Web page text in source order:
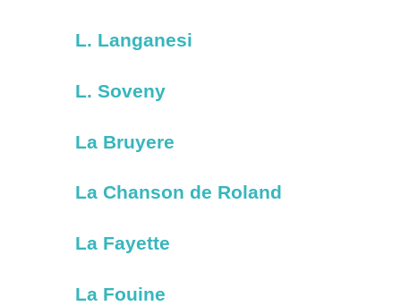
L. Langanesi
L. Soveny
La Bruyere
La Chanson de Roland
La Fayette
La Fouine